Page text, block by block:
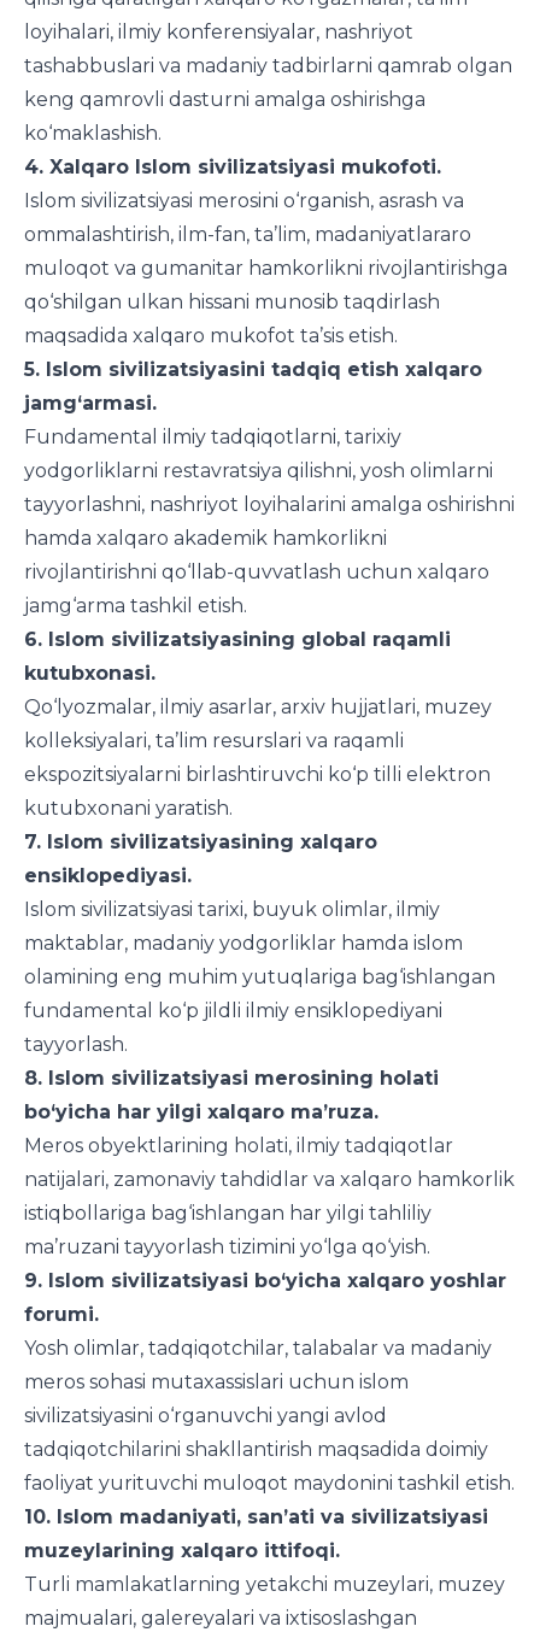
loyihalari, ilmiy konferensiyalar, nashriyot
tashabbuslari va madaniy tadbirlarni qamrab olgan
keng qamrovli dasturni amalga oshirishga
ko‘maklashish.
4. Xalqaro Islom sivilizatsiyasi mukofoti.
Islom sivilizatsiyasi merosini o‘rganish, asrash va
ommalashtirish, ilm-fan, ta’lim, madaniyatlararo
muloqot va gumanitar hamkorlikni rivojlantirishga
qo‘shilgan ulkan hissani munosib taqdirlash
maqsadida xalqaro mukofot ta’sis etish.
5. Islom sivilizatsiyasini tadqiq etish xalqaro
jamg‘armasi.
Fundamental ilmiy tadqiqotlarni, tarixiy
yodgorliklarni restavratsiya qilishni, yosh olimlarni
tayyorlashni, nashriyot loyihalarini amalga oshirishni
hamda xalqaro akademik hamkorlikni
rivojlantirishni qo‘llab-quvvatlash uchun xalqaro
jamg‘arma tashkil etish.
6. Islom sivilizatsiyasining global raqamli
kutubxonasi.
Qo‘lyozmalar, ilmiy asarlar, arxiv hujjatlari, muzey
kolleksiyalari, ta’lim resurslari va raqamli
ekspozitsiyalarni birlashtiruvchi ko‘p tilli elektron
kutubxonani yaratish.
7. Islom sivilizatsiyasining xalqaro
ensiklopediyasi.
Islom sivilizatsiyasi tarixi, buyuk olimlar, ilmiy
maktablar, madaniy yodgorliklar hamda islom
olamining eng muhim yutuqlariga bag‘ishlangan
fundamental ko‘p jildli ilmiy ensiklopediyani
tayyorlash.
8. Islom sivilizatsiyasi merosining holati
bo‘yicha har yilgi xalqaro ma’ruza.
Meros obyektlarining holati, ilmiy tadqiqotlar
natijalari, zamonaviy tahdidlar va xalqaro hamkorlik
istiqbollariga bag‘ishlangan har yilgi tahliliy
ma’ruzani tayyorlash tizimini yo‘lga qo‘yish.
9. Islom sivilizatsiyasi bo‘yicha xalqaro yoshlar
forumi.
Yosh olimlar, tadqiqotchilar, talabalar va madaniy
meros sohasi mutaxassislari uchun islom
sivilizatsiyasini o‘rganuvchi yangi avlod
tadqiqotchilarini shakllantirish maqsadida doimiy
faoliyat yurituvchi muloqot maydonini tashkil etish.
10. Islom madaniyati, san’ati va sivilizatsiyasi
muzeylarining xalqaro ittifoqi.
Turli mamlakatlarning yetakchi muzeylari, muzey
majmualari, galereyalari va ixtisoslashgan